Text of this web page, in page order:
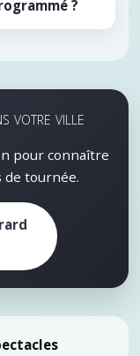
?
votre ville
pour connaître
tournée.